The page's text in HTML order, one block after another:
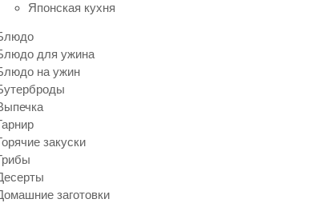
Японская кухня
для ужина
на ужин
закуски
заготовки